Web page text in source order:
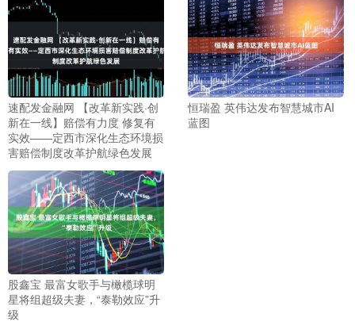
速配发金融网 【改革新实践·创
新在一线】赔偿有力度 修复有
实效——定西市深化生态环境损
害赔偿制度改革护航绿色发展
恒瑞盈 英伟达发布智慧城市AI
蓝图
股鑫宝 最富女歌手与橄榄球明
星将组超级夫妻，“泰勒效应”升
级